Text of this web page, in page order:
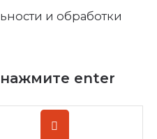
и обработки
нажмите enter